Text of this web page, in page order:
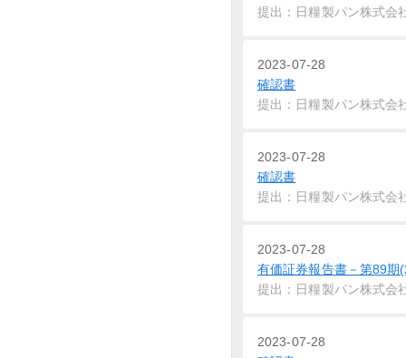
提出：日糧製パン株式会
2023-07-28
確認書
提出：日糧製パン株式会
2023-07-28
確認書
提出：日糧製パン株式会
2023-07-28
有価証券報告書－第89
提出：日糧製パン株式会
2023-07-28